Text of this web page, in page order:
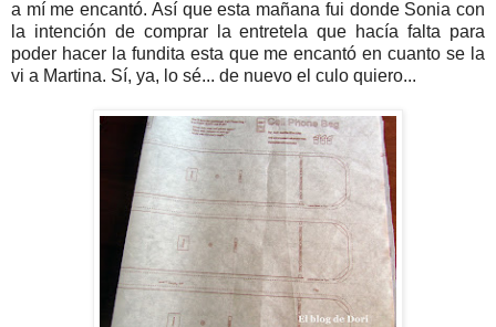
a mí me encantó. Así que esta mañana fui donde Sonia con
la intención de comprar la entretela que hacía falta para
poder hacer la fundita esta que me encantó en cuanto se la
vi a Martina. Sí, ya, lo sé... de nuevo el culo quiero...